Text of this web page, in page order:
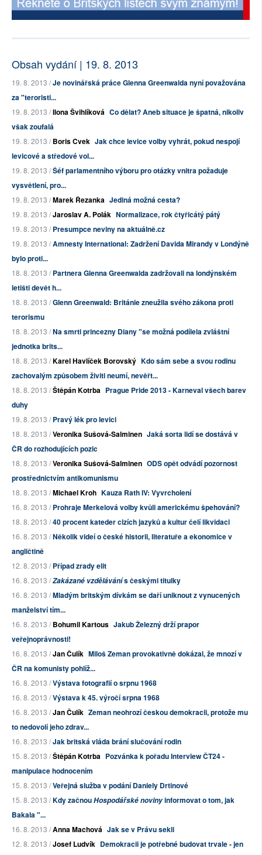
Obsah vydání | 19. 8. 2013
19. 8. 2013 /Je novinářská práce Glenna Greenwalda nyní považována
za "teroristi...
19. 8. 2013 /Ilona Švihlíková Co dělat? Aneb situace je špatná, nikoliv
však zoufalá
19. 8. 2013 /Boris Cvek Jak chce levice volby vyhrát, pokud nespojí
levicové a středové vol...
19. 8. 2013 /Šéf parlamentního výboru pro otázky vnitra požaduje
vysvětlení, pro...
19. 8. 2013 /Marek Řezanka Jediná možná cesta?
19. 8. 2013 /Jaroslav A. Polák Normalizace, rok čtyřicátý pátý
19. 8. 2013 /Presumpce neviny na aktuálně.cz
19. 8. 2013 /Amnesty International: Zadržení Davida Mirandy v Londýně
bylo proti...
18. 8. 2013 /Partnera Glenna Greenwalda zadržovali na londýnském
letišti devět h...
18. 8. 2013 /Glenn Greenwald: Británie zneužila svého zákona proti
terorismu
18. 8. 2013 /Na smrti princezny Diany "se možná podílela zvláštní
jednotka brits...
18. 8. 2013 /Karel Havlíček Borovský Kdo sám sebe a svou rodinu
zachovalým způsobem živiti neumí, nevěřt...
18. 8. 2013 /Štěpán Kotrba Prague Pride 2013 - Karneval všech barev
duhy
19. 8. 2013 /Pravý lék pro levici
18. 8. 2013 /Veronika Sušová-Salminen Jaká sorta lidí se dostává v
ČR do rozhodujících pozic
18. 8. 2013 /Veronika Sušová-Salminen ODS opět odvádí pozornost
prostřednictvím antikomunismu
18. 8. 2013 /Michael Kroh Kauza Rath IV: Vyvrcholení
16. 8. 2013 /Prohraje Merkelová volby kvůli americkému špehování?
18. 8. 2013 /40 procent kateder cizích jazyků a kultur čelí likvidaci
16. 8. 2013 /Několik videí o české historii, literatuře a ekonomice v
angličtině
12. 8. 2013 /Případ zrady elit
16. 8. 2013 /Zakázané vzdělávánís českými titulky
16. 8. 2013 /Mladým britským dívkám se daří uniknout z vynucených
manželství tím...
16. 8. 2013 /Bohumil Kartous Jakub Železný drží prapor
veřejnoprávnosti!
16. 8. 2013 /Jan Čulík Miloš Zeman provokativně dokázal, že mnozí v
ČR na komunisty pohlíž...
16. 8. 2013 /Výstava fotografií o srpnu 1968
16. 8. 2013 /Výstava k 45. výročí srpna 1968
16. 8. 2013 /Jan Čulík Zeman neohrozí českou demokracii, protože mu
to nedovolí jeho zdrav...
16. 8. 2013 /Jak britská vláda brání slučování rodin
15. 8. 2013 /Štěpán Kotrba Pozvánka k pořadu Interview ČT24 -
manipulace hodnocením
15. 8. 2013 /Veřejná služba v podání Daniely Drtinové
15. 8. 2013 /Kdy začnouHospodářské novinyinformovat o tom, jak
Bakala "...
16. 8. 2013 /Anna Machová Jak se v Právu sekli
12. 8. 2013 /Josef Ludvík Demokracii je potřebné budovat trvale - jen